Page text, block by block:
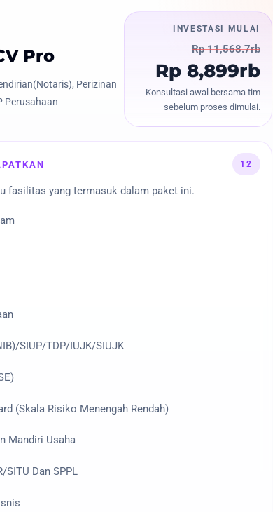
Pro
Perizinan
Perusahaan
INVESTASI MULAI
Rp 11,568.7rb
Rp 8,899rb
Konsultasi awal bersama tim
sebelum proses dimulai.
12
fasilitas yang termasuk dalam paket ini.
SIUP/TDP/IUJK/SIUJK
(Skala Risiko Menengah Rendah)
Mandiri Usaha
SITU Dan SPPL